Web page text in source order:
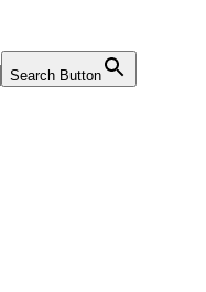
Search Button